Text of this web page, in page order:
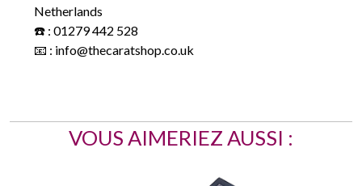
Netherlands
☎️ : 01279 442 528
📧 : info@thecaratshop.co.uk
VOUS AIMERIEZ AUSSI :